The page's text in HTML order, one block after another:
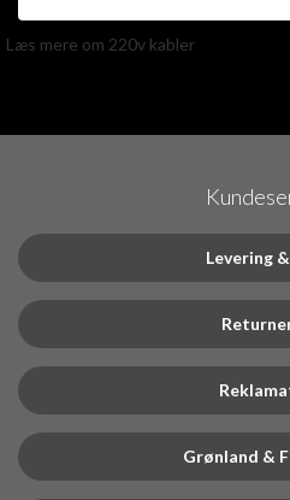
Læs mere om 220v kabler
Levering
Grønland &